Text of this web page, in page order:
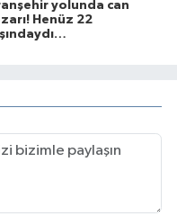
yolunda can
Henüz 22